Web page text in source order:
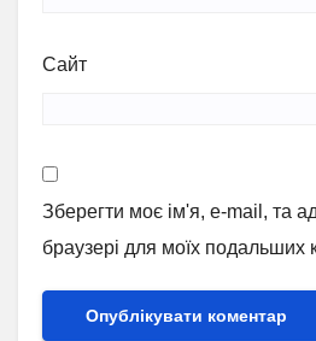
Сайт
Зберегти моє ім'я, e-mail, та
браузері для моїх подальших